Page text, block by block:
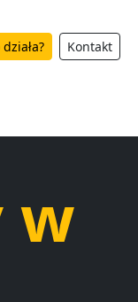
działa? Kontakt
w